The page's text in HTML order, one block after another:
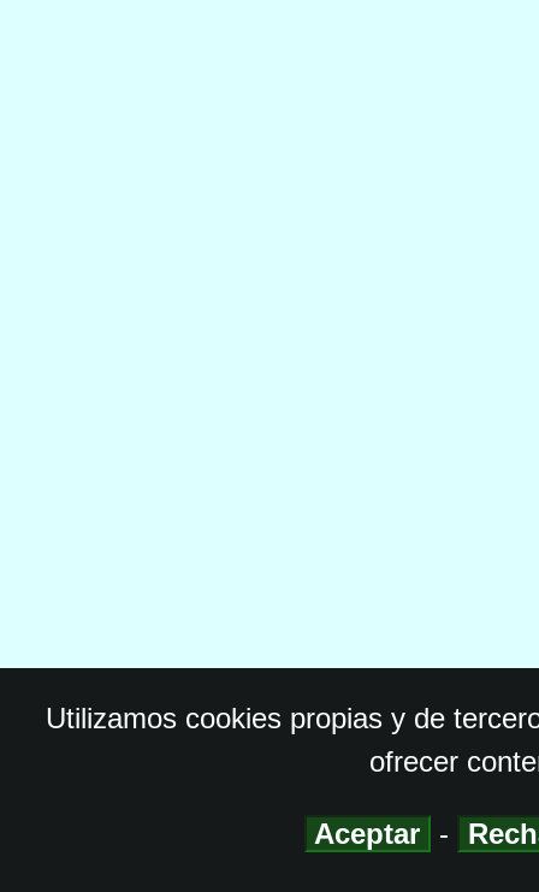
Utilizamos cookies propias y de
ofrecer
Aceptar -